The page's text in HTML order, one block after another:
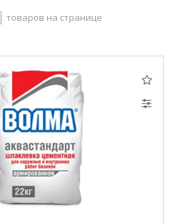
товаров на странице